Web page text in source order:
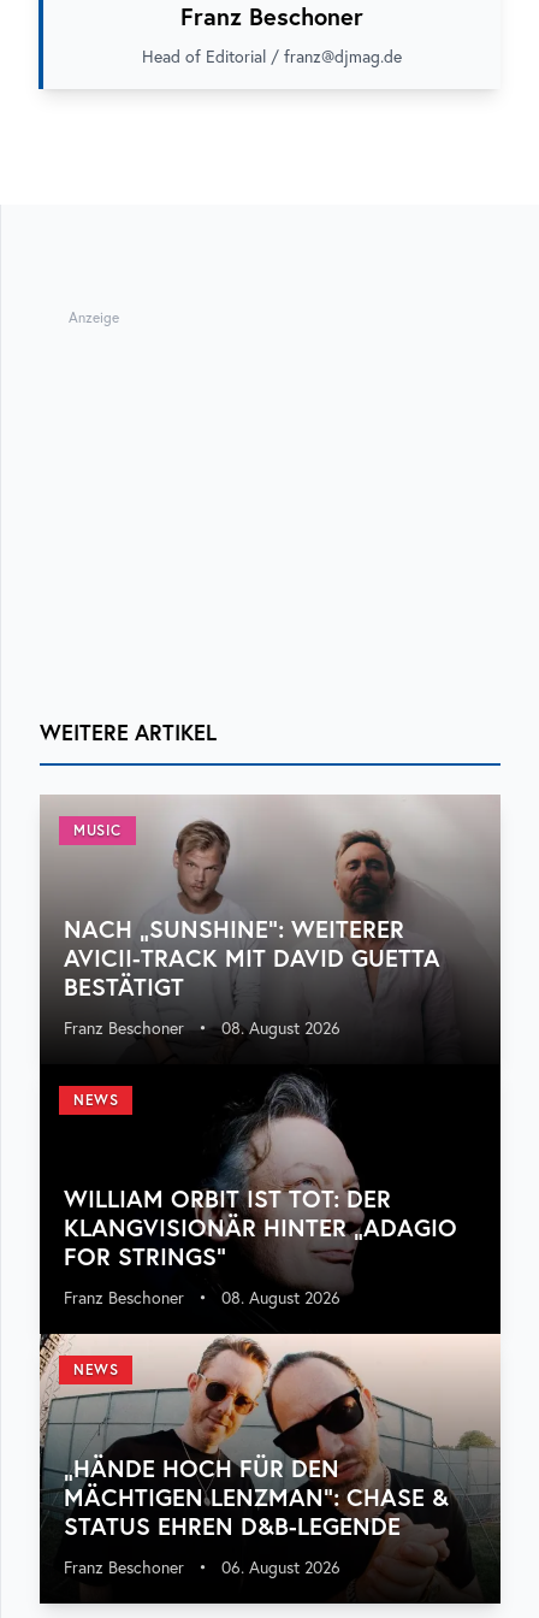
Franz Beschoner
Head of Editorial / franz@djmag.de
Anzeige
WEITERE ARTIKEL
MUSIC
NACH „SUNSHINE“: WEITERER
AVICII-TRACK MIT DAVID GUETTA
BESTÄTIGT
Franz Beschoner • 08. August 2026
NEWS
WILLIAM ORBIT IST TOT: DER
KLANGVISIONÄR HINTER „ADAGIO
FOR STRINGS“
Franz Beschoner • 08. August 2026
NEWS
„HÄNDE HOCH FÜR DEN
MÄCHTIGEN LENZMAN“: CHASE &
STATUS EHREN D&B-LEGENDE
Franz Beschoner • 06. August 2026